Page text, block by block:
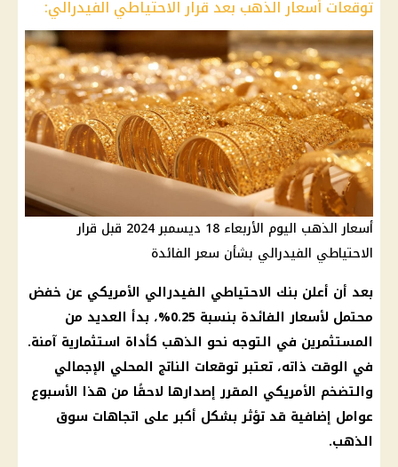
توقعات أسعار الذهب بعد قرار الاحتياطي الفيدرالي:
أسعار الذهب اليوم الأربعاء 18 ديسمبر 2024 قبل قرار
الاحتياطي الفيدرالي بشأن سعر الفائدة
بعد أن أعلن بنك الاحتياطي الفيدرالي الأمريكي عن خفض
محتمل لأسعارالفائدة بنسبة 0.25%، بدأ العديد من
المستثمرين في التوجه نحو الذهب كأداة استثمارية آمنة.
في الوقت ذاته، تعتبرتوقعات الناتج المحلي الإجمالي
والتضخم الأمريكي المقرر إصدارها لاحقًا من هذا الأسبوع
عوامل إضافية قد تؤثر بشكل أكبر على اتجاهات سوق
الذهب.